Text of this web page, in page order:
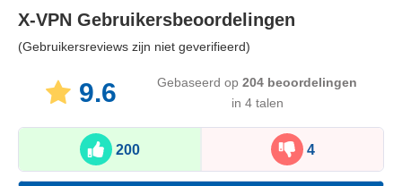
X-VPN Gebruikersbeoordelingen
(Gebruikersreviews zijn niet geverifieerd)
9.6 Gebaseerd op 204 beoordelingen
in 4 talen
200 4